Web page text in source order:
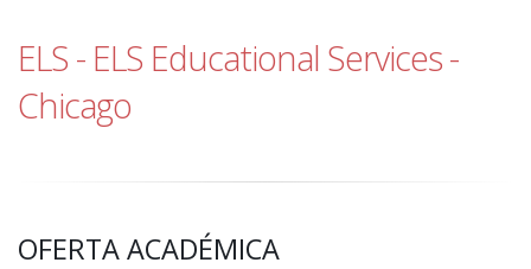
ELS - ELS Educational Services -
Chicago
OFERTA ACADÉMICA